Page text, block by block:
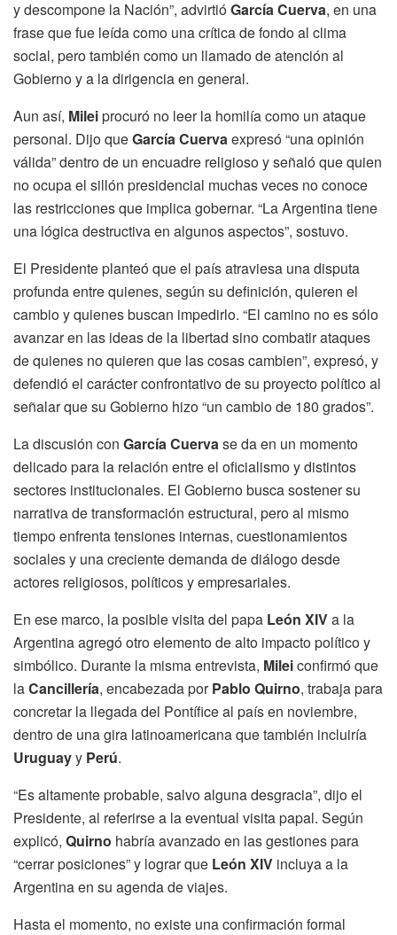
y descompone la Nación”, advirtióGarcía Cuerva, en una
frase que fue leída como una crítica de fondo al clima
social, pero también como un llamado de atención al
Gobierno y a la dirigencia en general.
Aun así, Mileiprocuró no leer la homilía como un ataque
personal. Dijo queGarcía Cuervaexpresó “una opinión
válida” dentro de un encuadre religioso y señaló que quien
no ocupa el sillón presidencial muchas veces no conoce
las restricciones que implica gobernar. “La Argentina tiene
una lógica destructiva en algunos aspectos”, sostuvo.
El Presidente planteó que el país atraviesa una disputa
profunda entre quienes, según su definición, quieren el
cambio y quienes buscan impedirlo. “El camino no es sólo
avanzar en las ideas de la libertad sino combatir ataques
de quienes no quieren que las cosas cambien”, expresó, y
defendió el carácter confrontativo de su proyecto político al
señalar que su Gobierno hizo “un cambio de 180 grados”.
La discusión con García Cuervase da en un momento
delicado para la relación entre el oficialismo y distintos
sectores institucionales. El Gobierno busca sostener su
narrativa de transformación estructural, pero al mismo
tiempo enfrenta tensiones internas, cuestionamientos
sociales y una creciente demanda de diálogo desde
actores religiosos, políticos y empresariales.
En ese marco, la posible visita del papa León XIVa la
Argentina agregó otro elemento de alto impacto político y
simbólico. Durante la misma entrevista, Mileiconfirmó que
laCancillería, encabezada porPablo Quirno, trabaja para
concretar la llegada del Pontífice al país en noviembre,
dentro de una gira latinoamericana que también incluiría
Uruguayy Perú.
“Es altamente probable, salvo alguna desgracia”, dijo el
Presidente, al referirse a la eventual visita papal. Según
explicó, Quirno habría avanzado en las gestiones para
“cerrar posiciones” y lograr que León XIV incluya a la
Argentina en su agenda de viajes.
Hasta el momento, no existe una confirmación formal